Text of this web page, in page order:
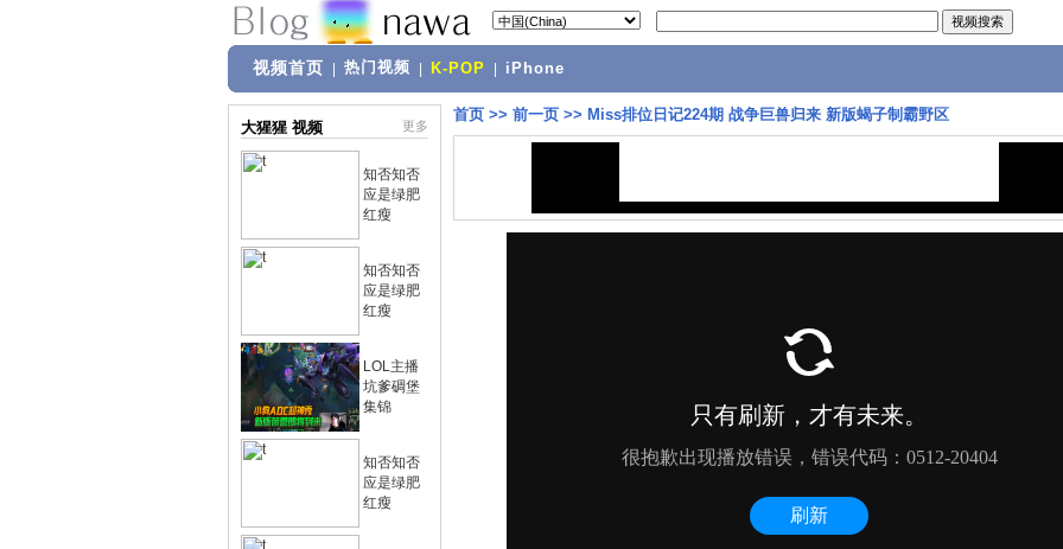
视频首页 热门视频 K-POP iPhone
大猩猩 视频 更多
知否知否
应是绿肥
红瘦
知否知否
应是绿肥
红瘦
LOL主播
坑爹碉堡
集锦
知否知否
应是绿肥
红瘦
首页 >> 前一页 >> Miss排位日记224期 战争巨兽归来 新版蝎子制霸野区